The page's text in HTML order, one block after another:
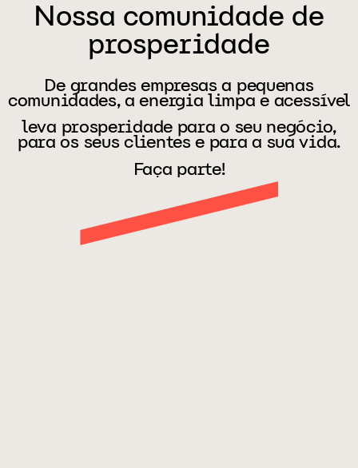
Nossa comunidade de
prosperidade
De grandes empresas a pequenas
comunidades, a energia limpa e acessível
leva prosperidade para o seu negócio,
para os seus clientes e para a sua vida.
Faça parte!